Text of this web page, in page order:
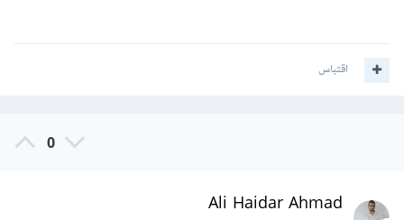
اقتباس
0
Ali Haidar Ahmad